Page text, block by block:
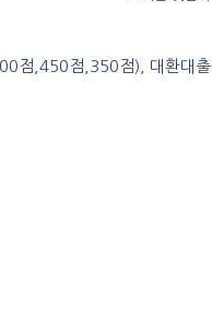
점,450점,350점), 대환대출